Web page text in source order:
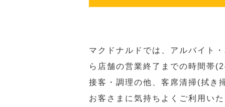
マクドナルドでは、アルバイト
ら店舗の営業終了までの時間帯
接客・調理の他、客席清掃(拭き
お客さまに気持ちよくご利用い